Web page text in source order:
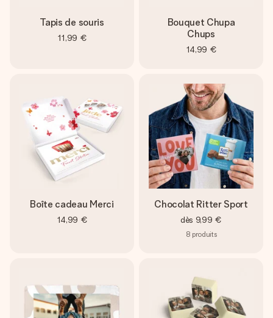
Tapis de souris
11,99 €
Bouquet Chupa
Chups
14,99 €
Boîte cadeau Merci
14,99 €
Chocolat Ritter Sport
dès 9,99 €
8 produits